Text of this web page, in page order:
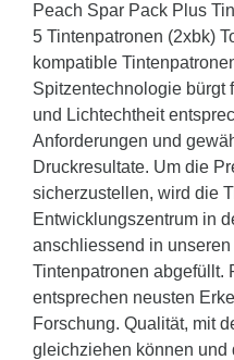
Peach Spar Pack Plus
5 Tintenpatronen (2xbk)
kompatible
Spitzentechnologie bürgt
und Lichtechtheit
Anforderungen und
Druckresultate. Um die
sicherzustellen, wird die
Entwicklungszentrum in
anschliessend in
Tintenpatronen abgefüllt.
entsprechen neusten
Forschung. Qualität, mit
gleichziehen können und